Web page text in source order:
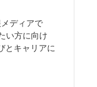
ディアで
い方に向け
とキャリアに